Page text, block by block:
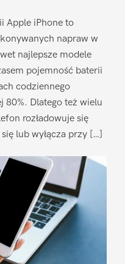
Apple iPhone to
napraw w
najlepsze modele
pojemność baterii
codziennego
80%. Dlatego też wielu
rozładowuje się
lub wyłącza przy […]